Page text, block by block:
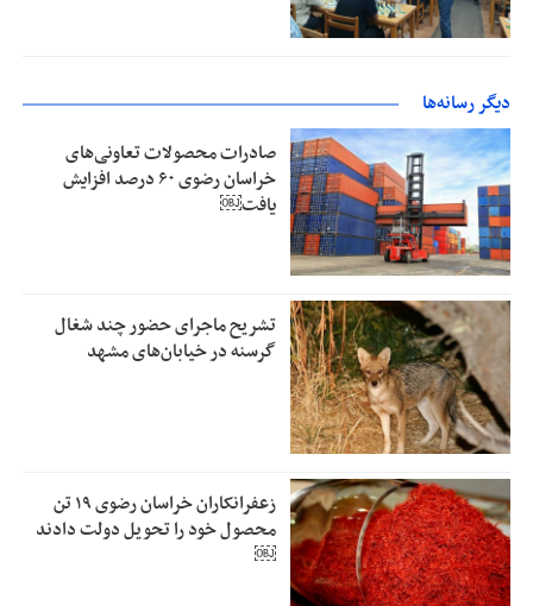
دیگر رسانه‌ها
صادرات محصولات تعاونی‌های
خراسان رضوی ۶۰ درصد افزایش
یافت￼
تشریح ماجرای حضور چند شغال
گرسنه در خیابان‌های مشهد
زعفرانکاران خراسان رضوی ۱۹ تن
محصول خود را تحویل دولت دادند
￼